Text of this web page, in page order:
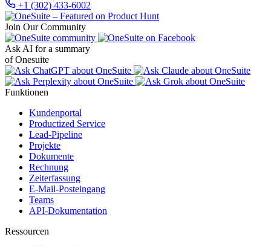
+1 (302) 433-6002
Join Our Community
Ask AI for a summary
of Onesuite
Funktionen
Kundenportal
Productized Service
Lead-Pipeline
Projekte
Dokumente
Rechnung
Zeiterfassung
E-Mail-Posteingang
Teams
API-Dokumentation
Ressourcen